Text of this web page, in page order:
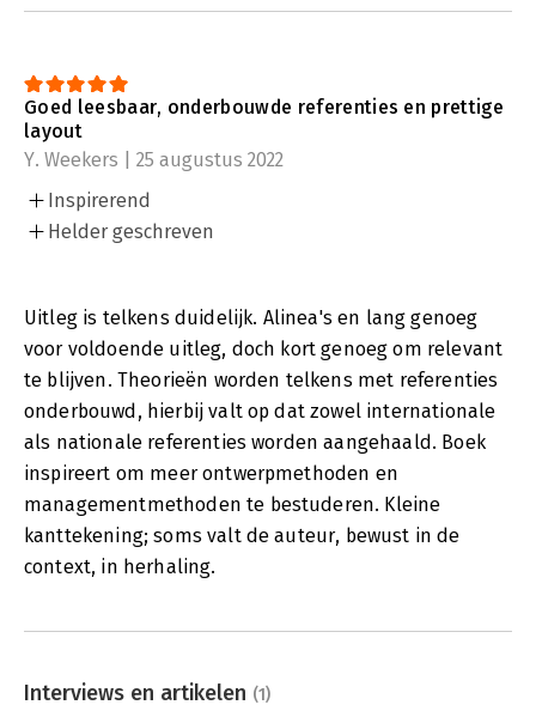
Goed leesbaar, onderbouwde referenties en prettige
layout
Y. Weekers | 25 augustus 2022
Inspirerend
Helder geschreven
Uitleg is telkens duidelijk. Alinea's en lang genoeg
voor voldoende uitleg, doch kort genoeg om relevant
te blijven. Theorieën worden telkens met referenties
onderbouwd, hierbij valt op dat zowel internationale
als nationale referenties worden aangehaald. Boek
inspireert om meer ontwerpmethoden en
managementmethoden te bestuderen. Kleine
kanttekening; soms valt de auteur, bewust in de
context, in herhaling.
Interviews en artikelen (1)